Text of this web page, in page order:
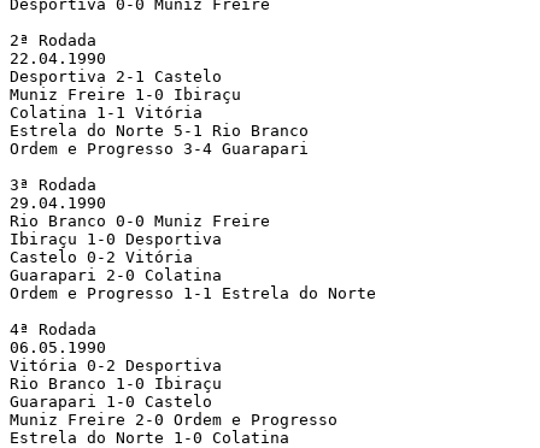
Desportiva 0-0 Muniz Freire
2ª Rodada
22.04.1990
Desportiva 2-1 Castelo
Muniz Freire 1-0 Ibiraçu
Colatina 1-1 Vitória
Estrela do Norte 5-1 Rio Branco
Ordem e Progresso 3-4 Guarapari
3ª Rodada
29.04.1990
Rio Branco 0-0 Muniz Freire
Ibiraçu 1-0 Desportiva
Castelo 0-2 Vitória
Guarapari 2-0 Colatina
Ordem e Progresso 1-1 Estrela do Norte
4ª Rodada
06.05.1990
Vitória 0-2 Desportiva
Rio Branco 1-0 Ibiraçu
Guarapari 1-0 Castelo
Muniz Freire 2-0 Ordem e Progresso
Estrela do Norte 1-0 Colatina